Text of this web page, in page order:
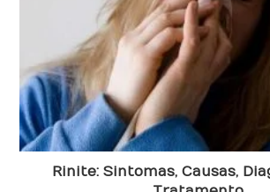
Rinite: Sintomas, Causas,